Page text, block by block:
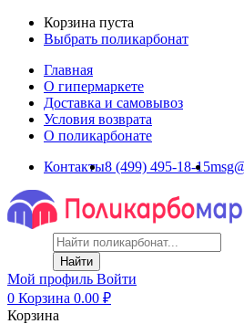
Корзина пуста
Выбрать поликарбонат
Главная
О гипермаркете
Доставка и самовывоз
Условия возврата
О поликарбонате
Контакты8 (499) 495-18-15
Найти
Мой профиль Войти
0 Корзина 0.00 ₽
Корзина